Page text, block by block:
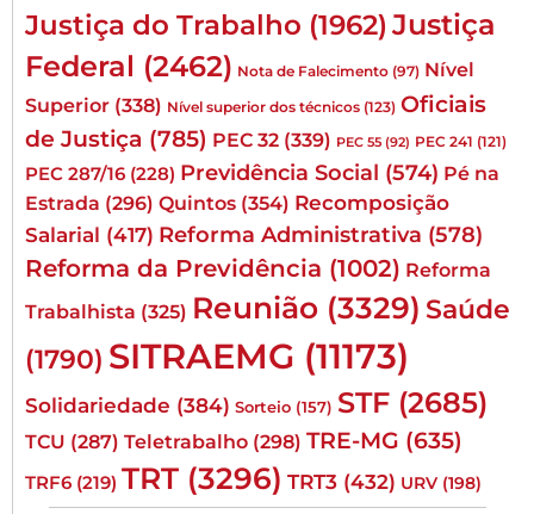
Justiça do Trabalho (1962) Justiça
Federal (2462) Nota de Falecimento (97) Nível
Superior (338) Nível superior dos técnicos (123) Oficiais
de Justiça (785) PEC 32 (339) PEC 55 (92) PEC 241 (121)
PEC 287/16 (228) Previdência Social (574) Pé na
Estrada (296) Quintos (354) Recomposição
Salarial (417) Reforma Administrativa (578)
Reforma da Previdência (1002) Reforma
Trabalhista (325) Reunião (3329) Saúde
(1790) SITRAEMG (11173)
Solidariedade (384) Sorteio (157) STF (2685)
TCU (287) Teletrabalho (298) TRE-MG (635)
TRF6 (219) TRT (3296) TRT3 (432) URV (198)